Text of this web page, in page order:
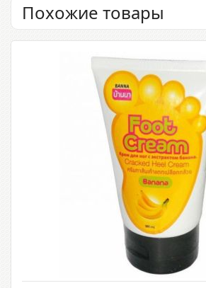
Похожие товары